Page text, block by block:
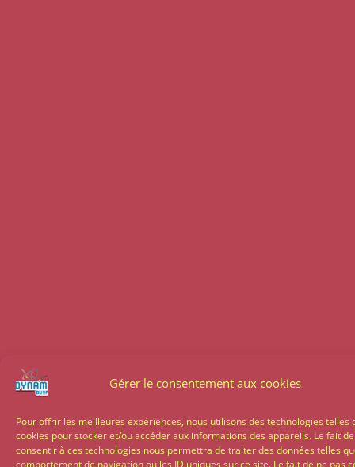
Gérer le consentement aux cookies
Pour offrir les meilleures expériences, nous utilisons des technologies telles
cookies pour stocker et/ou accéder aux informations des appareils. Le fait de
consentir à ces technologies nous permettra de traiter des données telles
comportement de navigation ou les ID uniques sur ce site. Le fait de ne pas